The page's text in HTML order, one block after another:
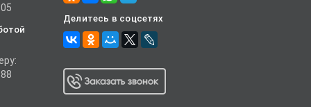
Делитесь в соцсетях